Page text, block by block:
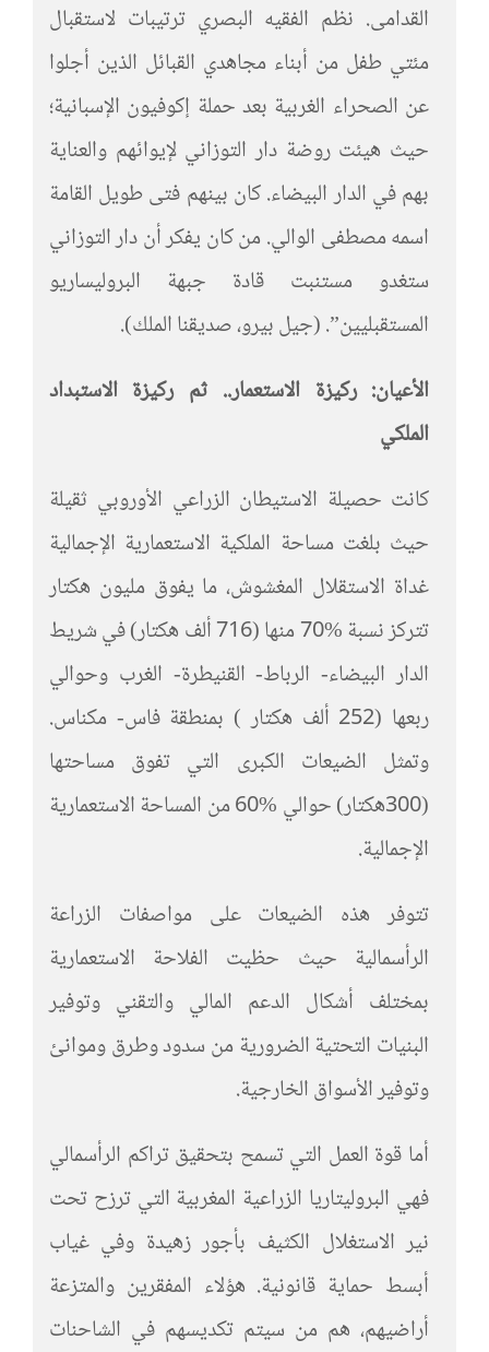
القدامى. نظم الفقيه البصري ترتيبات لاستقبال
مئتي طفل من أبناء مجاهدي القبائل الذين أجلوا
عن الصحراء الغربية بعد حملة إكوفيون الإسبانية؛
حيث هيئت روضة دار التوزاني لإيوائهم والعناية
بهم في الدار البيضاء. كان بينهم فتى طويل القامة
اسمه مصطفى الوالي. من كان يفكر أن دار التوزاني
ستغدو مستنبت قادة جبهة البروليساريو
المستقبليين”. (جيل بيرو، صديقنا الملك).
الأعيان: ركيزة الاستعمار.. ثم ركيزة الاستبداد
الملكي
كانت حصيلة الاستيطان الزراعي الأوروبي ثقيلة
حيث بلغت مساحة الملكية الاستعمارية الإجمالية
غداة الاستقلال المغشوش، ما يفوق مليون هكتار
تتركز نسبة %70 منها (716 ألف هكتار) في شريط
الدار البيضاء- الرباط- القنيطرة- الغرب وحوالي
ربعها (252 ألف هكتار ) بمنطقة فاس- مكناس.
وتمثل الضيعات الكبرى التي تفوق مساحتها
(300هكتار) حوالي %60 من المساحة الاستعمارية
الإجمالية.
تتوفر هذه الضيعات على مواصفات الزراعة
الرأسمالية حيث حظيت الفلاحة الاستعمارية
بمختلف أشكال الدعم المالي والتقني وتوفير
البنيات التحتية الضرورية من سدود وطرق وموانئ
وتوفير الأسواق الخارجية.
أما قوة العمل التي تسمح بتحقيق تراكم الرأسمالي
فهي البروليتاريا الزراعية المغربية التي ترزح تحت
نير الاستغلال الكثيف بأجور زهيدة وفي غياب
أبسط حماية قانونية. هؤلاء المفقرين والمتزعة
أراضيهم، هم من سيتم تكديسهم في الشاحنات